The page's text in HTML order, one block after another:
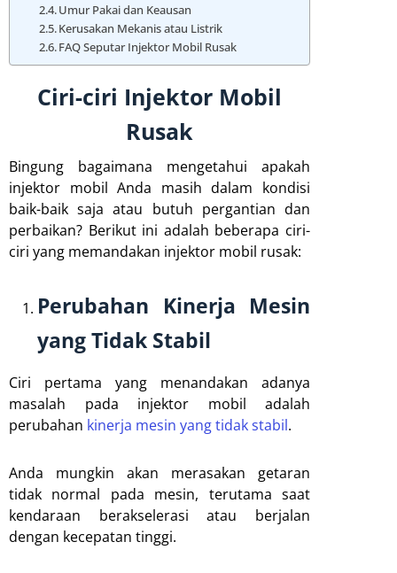
Umur Pakai dan Keausan
Kerusakan Mekanis atau Listrik
FAQ Seputar Injektor Mobil Rusak
Ciri-ciri Injektor Mobil
Rusak
Bingung bagaimana mengetahui apakah
injektor mobil Anda masih dalam kondisi
baik-baik saja atau butuh pergantian dan
perbaikan? Berikut ini adalah beberapa ciri-
ciri yang memandakan injektor mobil rusak:
Perubahan Kinerja Mesin
yang Tidak Stabil
Ciri pertama yang menandakan adanya
masalah pada injektor mobil adalah
perubahan kinerja mesin yang tidak stabil.
Anda mungkin akan merasakan getaran
tidak normal pada mesin, terutama saat
kendaraan berakselerasi atau berjalan
dengan kecepatan tinggi.